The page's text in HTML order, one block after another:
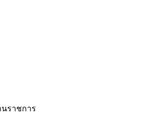
ราชการ